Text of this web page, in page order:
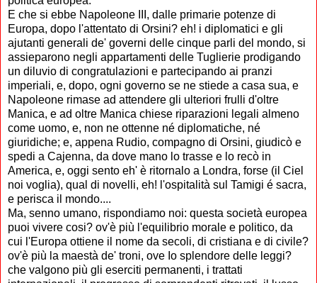
E che si ebbe Napoleone III, dalle primarie potenze di
Europa, dopo l'attentato di Orsini? eh! i diplomatici e gli
ajutanti generali de' governi delle cinque parli del mondo, si
assieparono negli appartamenti delle Tuglierie prodigando
un diluvio di congratulazioni e partecipando ai pranzi
imperiali, e, dopo, ogni governo se ne stiede a casa sua, e
Napoleone rimase ad attendere gli ulteriori frulli d'oltre
Manica, e ad oltre Manica chiese riparazioni legali almeno
come uomo, e, non ne ottenne né diplomatiche, né
giuridiche; e, appena Rudio, compagno di Orsini, giudicò e
spedi a Cajenna, da dove mano lo trasse e lo recò in
America, e, oggi sento eh' è ritornalo a Londra, forse (il Ciel
noi voglia), qual di novelli, eh! l'ospitalità sul Tamigi é sacra,
e perisca il mondo....
Ma, senno umano, rispondiamo noi: questa società europea
puoi vivere cosi? ov'è più l'equilibrio morale e politico, da
cui l'Europa ottiene il nome da secoli, di cristiana e di civile?
ov'è più la maestà de' troni, ove Io splendore delle leggi?
che valgono più gli eserciti permanenti, i trattati